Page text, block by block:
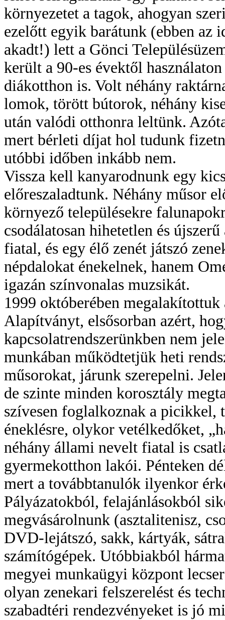
környezetet a tagok, ahogyan
ezelőtt egyik barátunk (ebben az
akadt!) lett a Gönci
került a 90-es évektől
diákotthon is. Volt néhány
lomok, törött bútorok, néhány
után valódi otthonra leltünk.
mert bérleti díjat hol tudunk
utóbbi időben inkább nem.
Vissza kell kanyarodnunk egy
előreszaladtunk. Néhány műsor
környező településekre
csodálatosan hihetetlen és
fiatal, és egy élő zenét játszó
népdalokat énekelnek, hanem
igazán színvonalas muzsikát.
1999 októberében
Alapítványt, elsősorban azért,
kapcsolatrendszerünkben nem
munkában működtetjük heti
műsorokat, járunk szerepelni.
de szinte minden korosztály
szívesen foglalkoznak a picikkel,
éneklésre, olykor vetélkedőket,
néhány állami nevelt fiatal is
gyermekotthon lakói. Pénteken
mert a továbbtanulók ilyenkor
Pályázatokból, felajánlásokból
megvásárolnunk (asztalitenisz,
DVD-lejátszó, sakk, kártyák,
számítógépek. Utóbbiakból
megyei munkaügyi központ
olyan zenekari felszerelést és
szabadtéri rendezvényeket is jó